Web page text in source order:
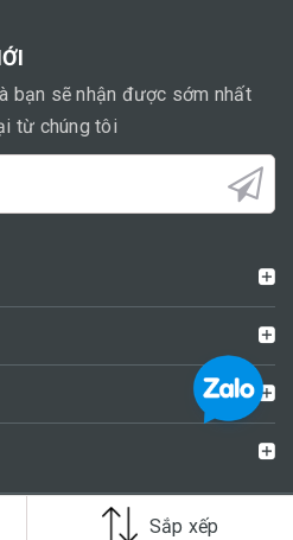
bạn sẽ nhận được sớm nhất
từ chúng tôi
Shop Diều Đẹp Sắp xếp